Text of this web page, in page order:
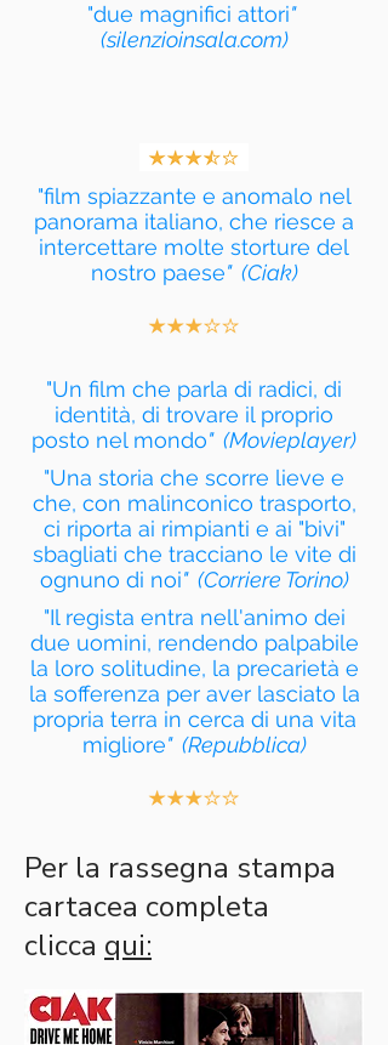
"due magnifici attori"
(silenzioinsala.com)
"film spiazzante e anomalo nel
panorama italiano, che riesce a
intercettare molte storture del
nostro paese" (Ciak)
"Un film che parla di radici, di
identità, di trovare il proprio
posto nel mondo" (Movieplayer)
"Una storia che scorre lieve e
che, con malinconico trasporto,
ci riporta ai rimpianti e ai "bivi"
sbagliati che tracciano le vite di
ognuno di noi" (Corriere Torino)
"Il regista entra nell'animo dei
due uomini, rendendo palpabile
la loro solitudine, la precarietà e
la sofferenza per aver lasciato la
propria terra in cerca di una vita
migliore" (Repubblica)
Per la rassegna stampa
cartacea completa
clicca qui: